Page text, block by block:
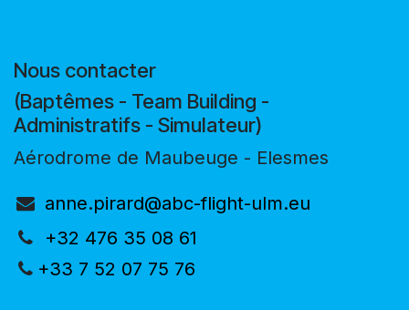
Nous contacter
(Baptêmes - Team Building -
Administratifs - Simulateur)
Aérodrome de Maubeuge - Elesmes
anne.pirard@abc-flight-ulm.eu
+32 476 35 08 61
+33 7 52 07 75 76